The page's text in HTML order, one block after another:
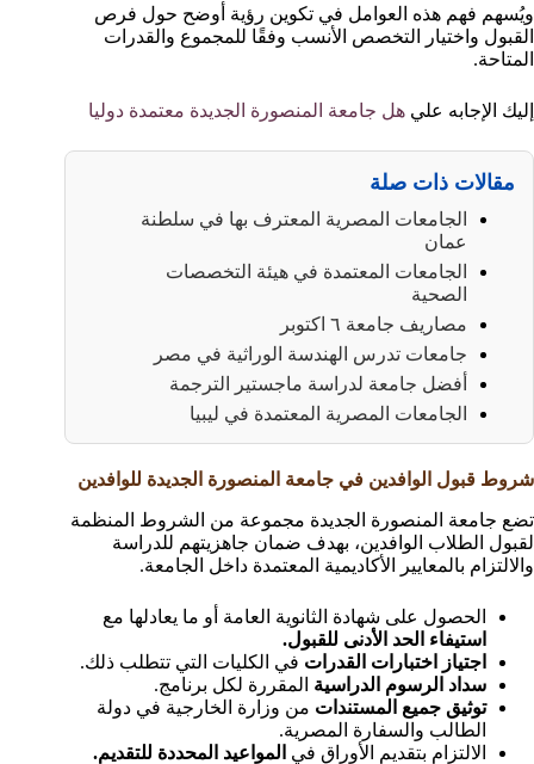
ويُسهم فهم هذه العوامل في تكوين رؤية أوضح حول فرص
القبول واختيار التخصص الأنسب وفقًا للمجموع والقدرات
المتاحة.
إليك الإجابه علي هل جامعة المنصورة الجديدة معتمدة دوليا
مقالات ذات صلة
الجامعات المصرية المعترف بها في سلطنة
عمان
الجامعات المعتمدة في هيئة التخصصات
الصحية
مصاريف جامعة ٦ اكتوبر
جامعات تدرس الهندسة الوراثية في مصر
أفضل جامعة لدراسة ماجستير الترجمة
الجامعات المصرية المعتمدة في ليبيا
شروط قبول الوافدين في جامعة المنصورة الجديدة للوافدين
تضع جامعة المنصورة الجديدة مجموعة من الشروط المنظمة
لقبول الطلاب الوافدين، بهدف ضمان جاهزيتهم للدراسة
والالتزام بالمعايير الأكاديمية المعتمدة داخل الجامعة.
الحصول على شهادة الثانوية العامة أو ما يعادلها مع
استيفاء الحد الأدنى للقبول.
اجتياز اختبارات القدرات في الكليات التي تتطلب ذلك.
سداد الرسوم الدراسية المقررة لكل برنامج.
توثيق جميع المستندات من وزارة الخارجية في دولة
الطالب والسفارة المصرية.
الالتزام بتقديم الأوراق في المواعيد المحددة للتقديم.